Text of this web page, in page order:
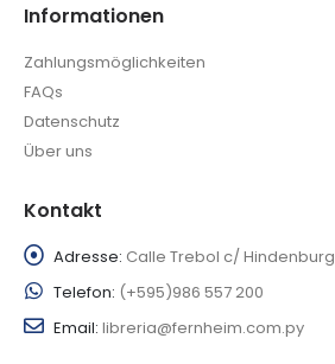
Informationen
Zahlungsmöglichkeiten
FAQs
Datenschutz
Über uns
Kontakt
Adresse: Calle Trebol c/ Hindenburg
Telefon: (+595)986 557 200
Email: libreria@fernheim.com.py